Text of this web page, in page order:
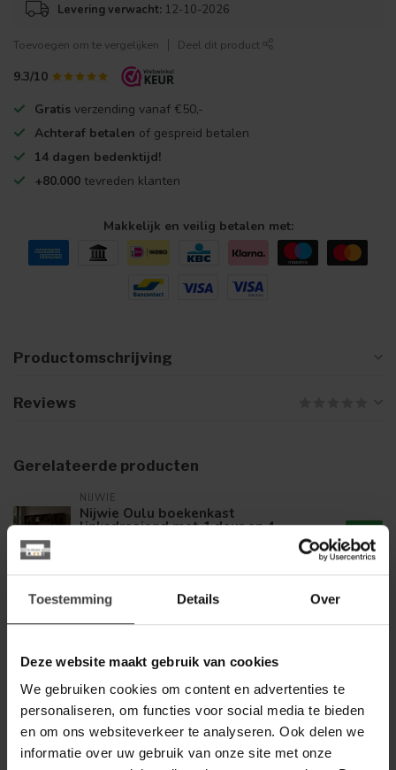
Toestemming Details Over
Deze website maakt gebruik van cookies
We gebruiken cookies om content en advertenties te
personaliseren, om functies voor social media te bieden
en om ons websiteverkeer te analyseren. Ook delen we
informatie over uw gebruik van onze site met onze
Levering verwacht: 12-10-2026
Toevoegen om te vergelijken Deel dit product
9.3/10
Gratis verzending vanaf €50,-
Achteraf betalen of gespreid betalen
14 dagen bedenktijd!
+80.000 tevreden klanten
Makkelijk en veilig betalen met:
Productomschrijving
Reviews
Gerelateerde producten
NIJWIE
Nijwie Oulu boekenkast
linksdraaiend met 1 deur en 4
Op voorraad
799,00
open vakken Dark Chocolate
Op voorraad
Label51 LABEL51 Bergkast